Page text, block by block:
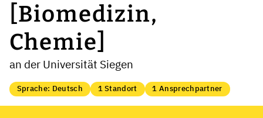
[Biomedizin,
Chemie]
an der Universität Siegen
Sprache: Deutsch 1 Standort 1 Ansprechpartner